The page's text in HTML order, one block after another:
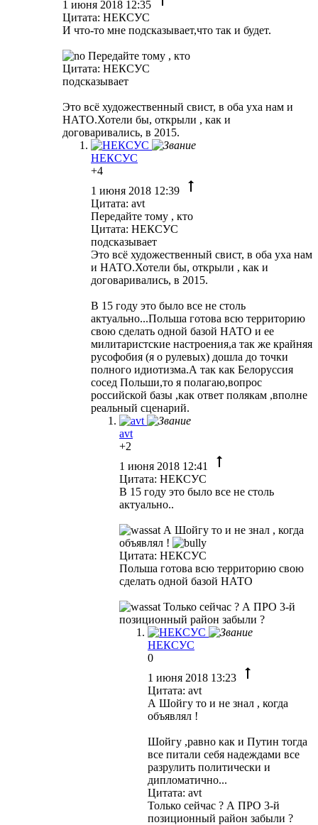
1 июня 2018 12:35
Цитата: НЕКСУС
И что-то мне подсказывает,что так и будет.
Передайте тому , кто
Цитата: НЕКСУС
подсказывает
Это всё художественный свист, в оба уха нам и
НАТО.Хотели бы, открыли , как и
договаривались, в 2015.
НЕКСУС
+4
1 июня 2018 12:39
Цитата: avt
Передайте тому , кто
Цитата: НЕКСУС
подсказывает
Это всё художественный свист, в оба уха нам
и НАТО.Хотели бы, открыли , как и
договаривались, в 2015.
В 15 году это было все не столь
актуально...Польша готова всю территорию
свою сделать одной базой НАТО и ее
милитаристские настроения,а так же крайняя
русофобия (я о рулевых) дошла до точки
полного идиотизма.А так как Белоруссия
сосед Польши,то я полагаю,вопрос
российской базы ,как ответ полякам ,вполне
реальный сценарий.
avt
+2
1 июня 2018 12:41
Цитата: НЕКСУС
В 15 году это было все не столь
актуально..
А Шойгу то и не знал , когда
объявлял !
Цитата: НЕКСУС
Польша готова всю территорию свою
сделать одной базой НАТО
Только сейчас ? А ПРО 3-й
позиционный район забыли ?
НЕКСУС
0
1 июня 2018 13:23
Цитата: avt
А Шойгу то и не знал , когда
объявлял !
Шойгу ,равно как и Путин тогда
все питали себя надеждами все
разрулить политически и
дипломатично...
Цитата: avt
Только сейчас ? А ПРО 3-й
позиционный район забыли ?